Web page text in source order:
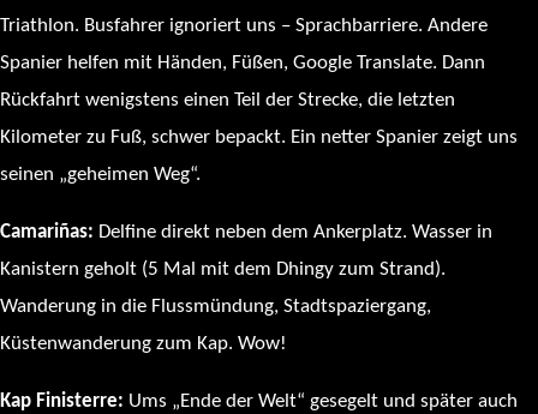
Triathlon. Busfahrer ignoriert uns – Sprachbarriere. Andere
Spanier helfen mit Händen, Füßen, Google Translate. Dann
Rückfahrt wenigstens einen Teil der Strecke, die letzten
Kilometer zu Fuß, schwer bepackt. Ein netter Spanier zeigt uns
seinen „geheimen Weg“.
Camariñas: Delfine direkt neben dem Ankerplatz. Wasser in
Kanistern geholt (5 Mal mit dem Dhingy zum Strand).
Wanderung in die Flussmündung, Stadtspaziergang,
Küstenwanderung zum Kap. Wow!
Kap Finisterre: Ums „Ende der Welt“ gesegelt und später auch